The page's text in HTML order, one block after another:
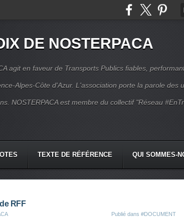
DE NOSTERPACA
agit en faveur de Transports Publics fiables,
Alpes-Côte d'Azur. L'association porte la parole des
NOSTERPACA est membre du collectif "Réseau
TEXTE DE RÉFÉRENCE QUI SOMMES-
RFF
Publié dans #DOCUMENT